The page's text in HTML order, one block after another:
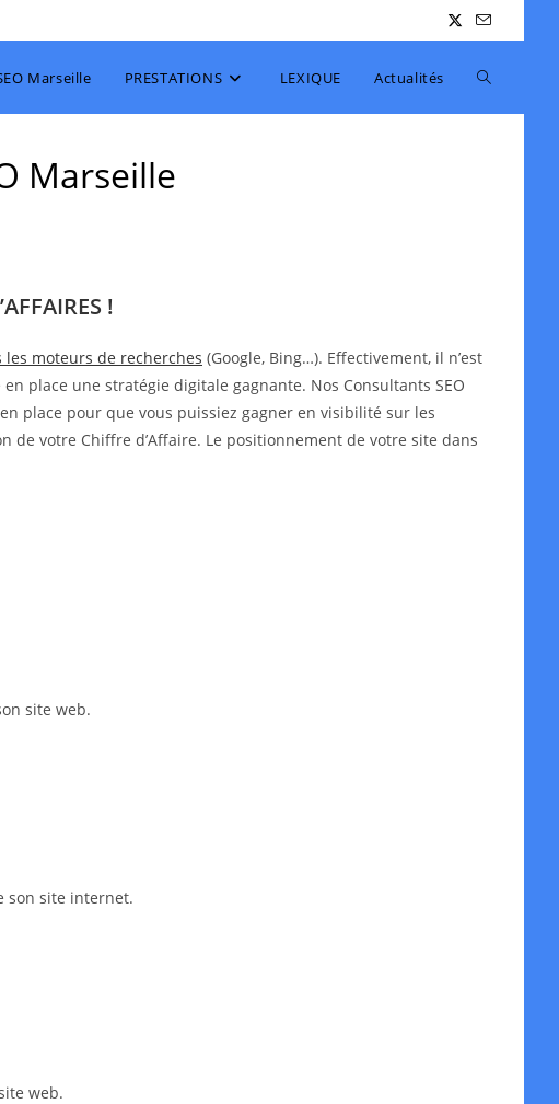
Marseille PRESTATIONS LEXIQUE Actualités Toggle
Marseille
!
moteurs de recherches (Google, Bing…). Effectivement, il n’est
place une stratégie digitale gagnante. Nos Consultants SEO
place pour que vous puissiez gagner en visibilité sur les
votre Chiffre d’Affaire. Le positionnement de votre site dans
site web.
son site internet.
web.